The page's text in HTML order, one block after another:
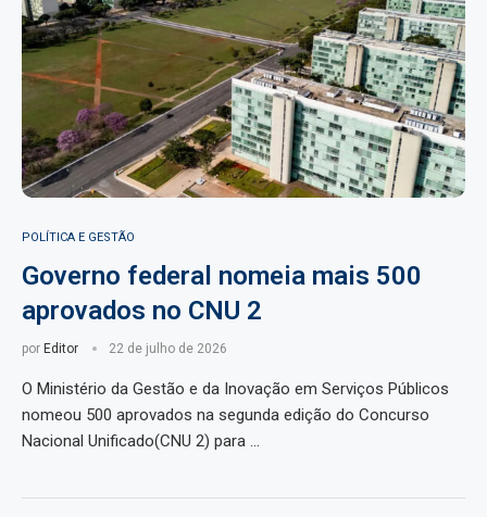
POLÍTICA E GESTÃO
Governo federal nomeia mais 500
aprovados no CNU 2
por Editor 22 de julho de 2026
O Ministério da Gestão e da Inovação em Serviços Públicos
nomeou 500 aprovados na segunda edição do Concurso
Nacional Unificado(CNU 2) para …